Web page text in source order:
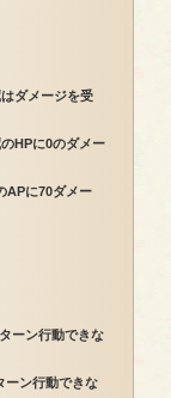
ダメージを受
HPに0のダメー
APに70ダメー
ーン行動できな
ン行動できな